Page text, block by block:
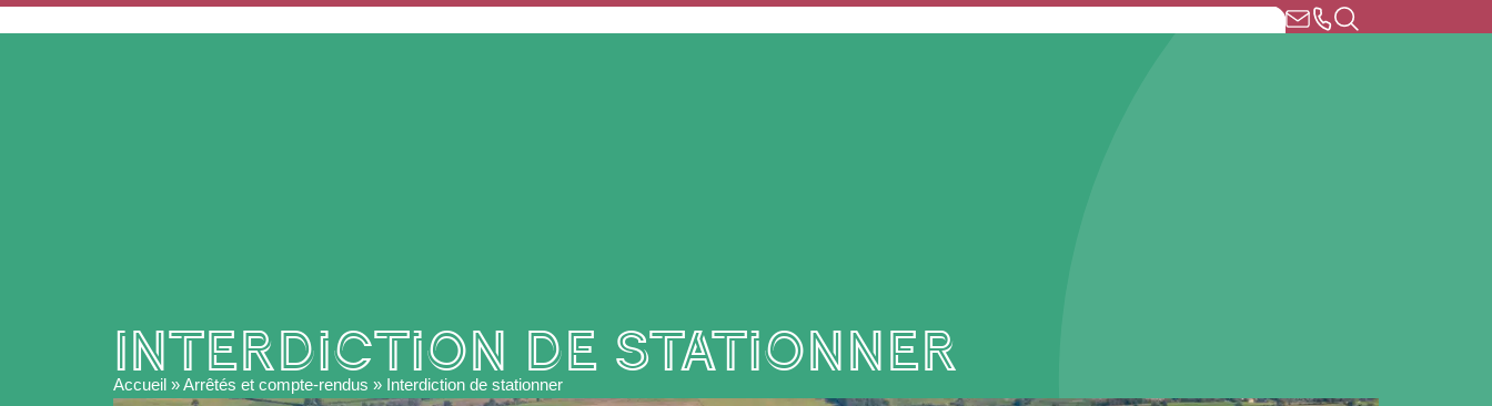
ACCUEIL MA MAIRIE MON QUOTIDIEN MES SERVICES
Interdiction de stationner
Accueil »Arrêtés et compte-rendus » Interdiction de stationner